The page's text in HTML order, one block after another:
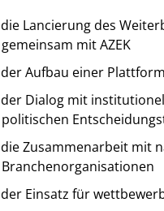
die Lancierung des
gemeinsam mit AZEK
der Aufbau einer
der Dialog mit
politischen
die Zusammenarbeit mit
Branchenorganisationen
der Einsatz für